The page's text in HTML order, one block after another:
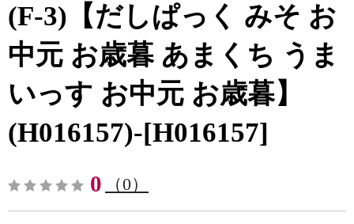
(F-3)【だしぱっく みそ お
中元 お歳暮 あまくち うま
いっす お中元 お歳暮】
(H016157)-[H016157]
0 （0）